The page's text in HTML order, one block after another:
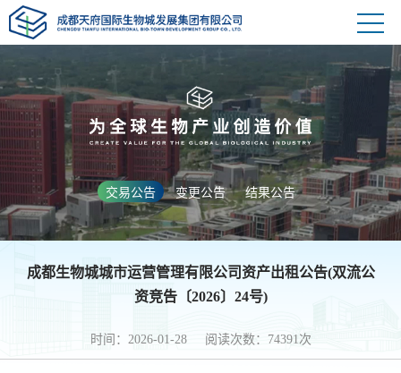
交易公告 变更公告 结果公告
成都生物城城市运营管理有限公司资产出租公告(双流公
资竞告〔2026〕24号)
时间：2026-01-28 阅读次数：74391次